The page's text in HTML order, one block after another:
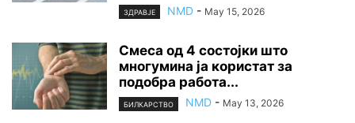
ЗДРАВЈЕ NMD - May 15, 2026
Смеса од 4 состојки што
многумина ја користат за
подобра работа...
БИЛКАРСТВО NMD - May 13, 2026